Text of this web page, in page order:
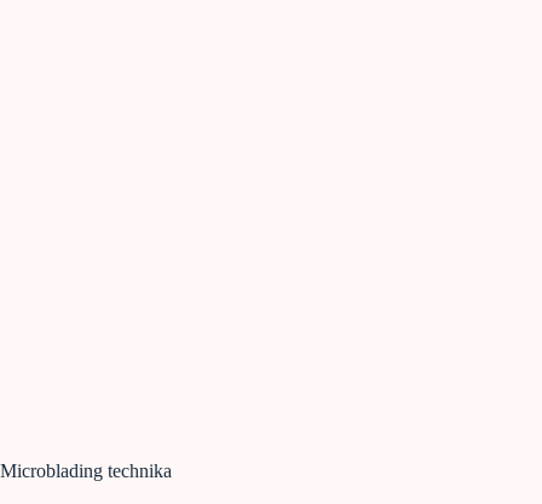
Microblading technika